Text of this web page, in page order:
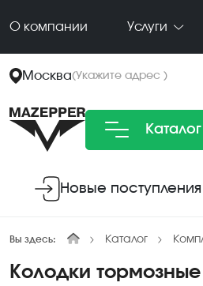
О компании Услуги
Москва(Укажите адрес )
Каталог
Новые поступления
Вы здесь: Каталог
Колодки тормозные